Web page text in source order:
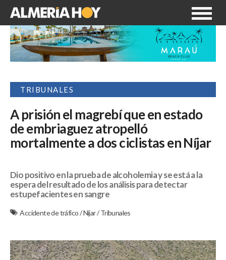
TRIBUNALES
A prisión el magrebí que en estado
de embriaguez atropelló
mortalmente a dos ciclistas en Níjar
Dio positivo en la prueba de alcoholemia y se está a la
espera del resultado de los análisis para detectar
estupefacientes en sangre
Accidente de tráfico/Níjar/Tribunales